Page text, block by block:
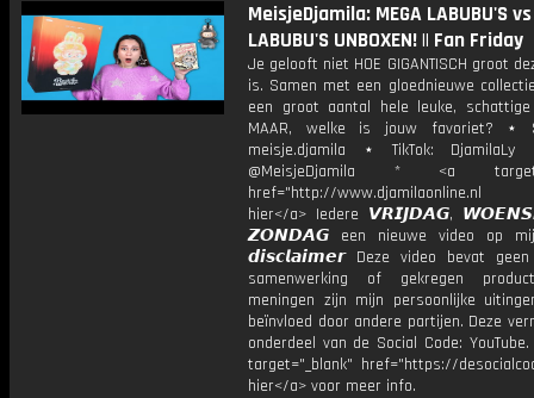
MeisjeDjamila: MEGA LABUBU'S vs
LABUBU'S UNBOXEN! || Fan Friday
Je gelooft niet HOE GIGANTISCH groot
is. Samen met een gloednieuwe
een groot aantal hele leuke, schattige
MAAR, welke is jouw favoriet? ⋆
meisje.djamila ⋆ TikTok:
@MeisjeDjamila * <a
href="http://
hier</a> Iedere 𝙑𝙍𝙄𝙅𝘿𝘼𝙂,
𝙕𝙊𝙉𝘿𝘼𝙂 een nieuwe video op
𝙙𝙞𝙨𝙘𝙡𝙖𝙞𝙢𝙚𝙧 Deze video bevat geen
samenwerking of gekregen
meningen zijn mijn persoonlijke
beïnvloed door andere partijen. Deze
onderdeel van de Social Code:
target="_blank" href="https://
hier</a> voor meer info.